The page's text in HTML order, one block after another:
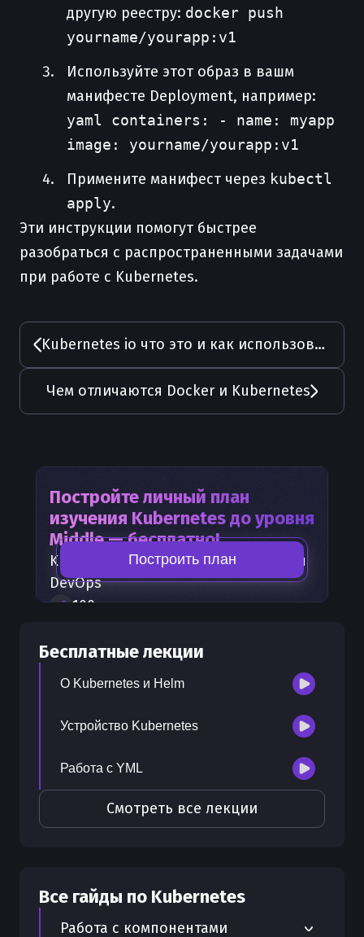
другую реестру: docker push
yourname/yourapp:v1
Используйте этот образ в вашм
манифесте Deployment, например:
yaml containers: - name: myapp
image: yourname/yourapp:v1
Примените манифест через kubectl
apply.
Эти инструкции помогут быстрее
разобраться с распространенными задачами
при работе с Kubernetes.
Kubernetes io что это и как использовать на практике
Чем отличаются Docker и Kubernetes
Постройте личный план
изучения Kubernetesдо уровня
Middle — бесплатно!
Kubernetes — часть карты развития
DevOps
100+шагов развития
300 бонусных рублей
Построить план
Бесплатные лекции
О Kubernetes и Helm
Устройство Kubernetes
Работа с YML
Смотреть все лекции
Все гайды по Kubernetes
Работа с компонентами